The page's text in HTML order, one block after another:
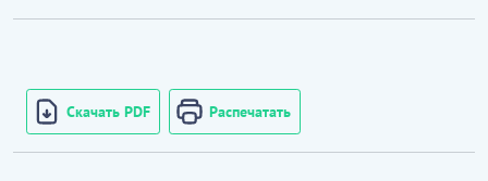
Скачать PDF Распечатать